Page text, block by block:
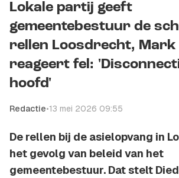
Lokale partij geeft
gemeentebestuur de
rellen Loosdrecht,
reageert fel:
hoofd'
Redactie•13 mei 2026 09:55
De rellen bij de asielopvang in
het gevolg van beleid van het
gemeentebestuur. Dat stelt